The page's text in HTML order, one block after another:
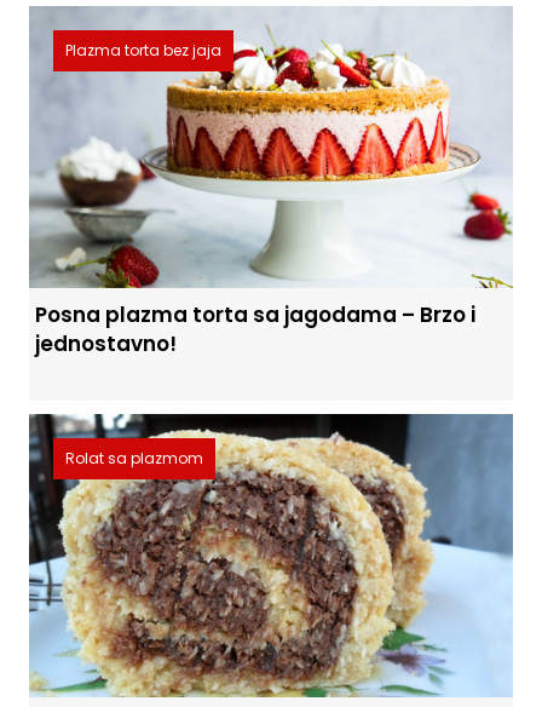
Plazma torta bez jaja
Posna plazma torta sa jagodama – Brzo i
jednostavno!
Rolat sa plazmom